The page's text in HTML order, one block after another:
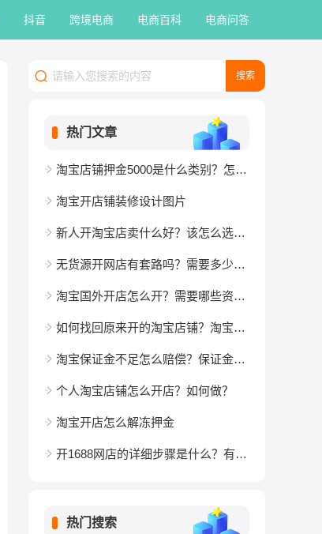
抖音 跨境电商 电商百科 电商问答
热门文章
淘宝店铺押金5000是什么类别？怎么退回？
淘宝开店铺装修设计图片
新人开淘宝店卖什么好？该怎么选择？
无货源开网店有套路吗？需要多少资金？
淘宝国外开店怎么开？需要哪些资质？
如何找回原来开的淘宝店铺？淘宝老店新开优势
淘宝保证金不足怎么赔偿？保证金规则有哪些？
个人淘宝店铺怎么开店？如何做？
淘宝开店怎么解冻押金
开1688网店的详细步骤是什么？有何要求？
热门搜索